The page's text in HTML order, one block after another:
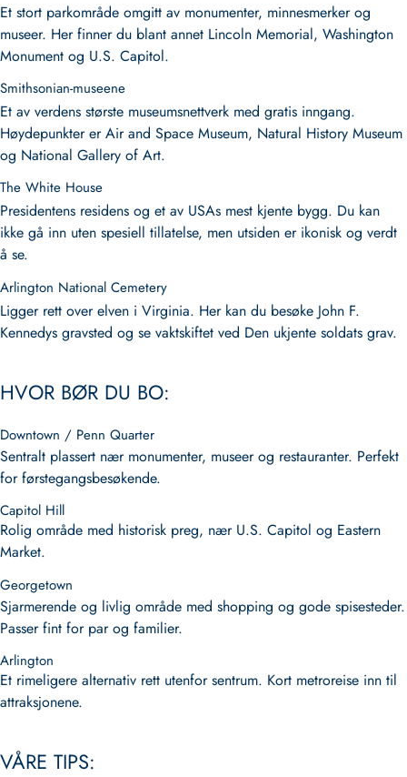
Et stort parkområde omgitt av monumenter, minnesmerker og
museer. Her finner du blant annet Lincoln Memorial, Washington
Monument og U.S. Capitol.
Smithsonian-museene
Et av verdens største museumsnettverk med gratis inngang.
Høydepunkter er Air and Space Museum, Natural History Museum
og National Gallery of Art.
The White House
Presidentens residens og et av USAs mest kjente bygg. Du kan
ikke gå inn uten spesiell tillatelse, men utsiden er ikonisk og verdt
å se.
Arlington National Cemetery
Ligger rett over elven i Virginia. Her kan du besøke John F.
Kennedys gravsted og se vaktskiftet ved Den ukjente soldats grav.
HVOR BØR DU BO:
Downtown / Penn Quarter
Sentralt plassert nær monumenter, museer og restauranter. Perfekt
for førstegangsbesøkende.
Capitol Hill
Rolig område med historisk preg, nær U.S. Capitol og Eastern
Market.
Georgetown
Sjarmerende og livlig område med shopping og gode spisesteder.
Passer fint for par og familier.
Arlington
Et rimeligere alternativ rett utenfor sentrum. Kort metroreise inn til
attraksjonene.
VÅRE TIPS: